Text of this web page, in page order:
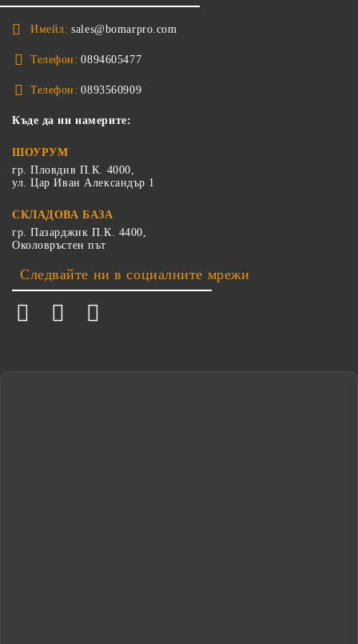
Имейл: sales@bomarpro.com
Телефон: 0894605477
Телефон: 0893560909
Къде да ни намерите:
ШОУРУМ
гр. Пловдив П.К. 4000,
ул. Цар Иван Александър 1
СКЛАДОВА БАЗА
гр. Пазарджик П.К. 4400,
Околовръстен път
Следвайте ни в социалните мрежи